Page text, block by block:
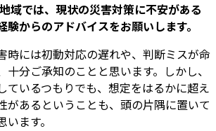
域では、現状の災害対策に不安がある
験からのアドバイスをお願いします。
時には初動対応の遅れや、判断ミスが命
分ご承知のことと思います。しかし、
ているつもりでも、想定をはるかに超え
があるということも、頭の片隅に置いて
ます。